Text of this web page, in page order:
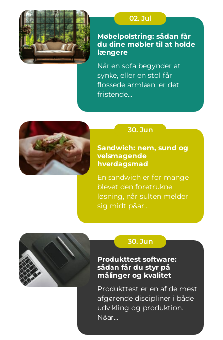
02. Jul
Møbelpolstring: sådan får
du dine møbler til at holde
længere
Når en sofa begynder at
synke, eller en stol får
flossede armlæn, er det
fristende...
30. Jun
Sandwich: nem, sund og
velsmagende
hverdagsmad
En sandwich er for mange
blevet den foretrukne
løsning, når sulten melder
sig midt p&ar...
30. Jun
Produkttest software:
sådan får du styr på
målinger og kvalitet
Produkttest er en af de mest
afgørende discipliner i både
udvikling og produktion.
N&ar...